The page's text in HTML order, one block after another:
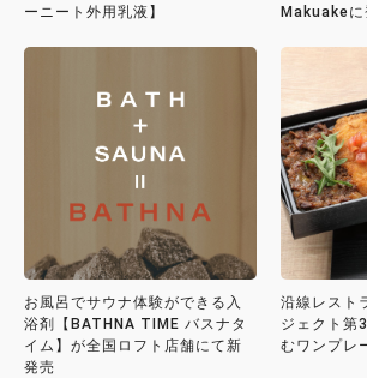
ーニート外用乳液】
Makuakeに
お風呂でサウナ体験ができる入
浴剤【BATHNA TIME バスナタ
イム】が全国ロフト店舗にて新
発売
沿線レスト
ジェクト第
むワンプレ